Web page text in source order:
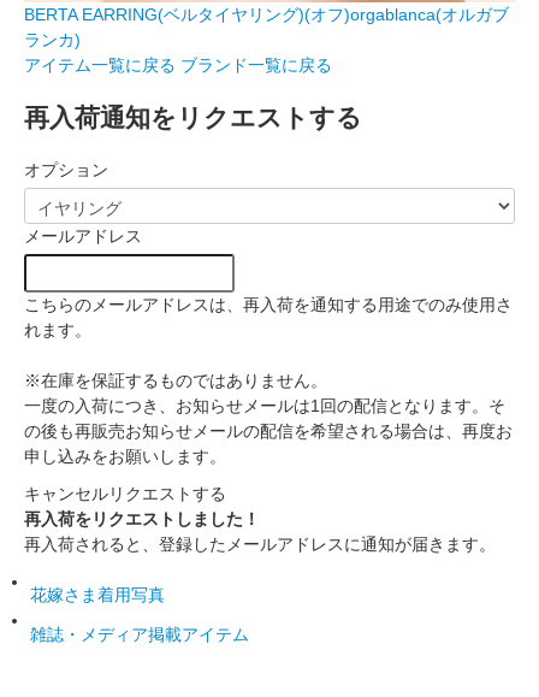
BERTA EARRING(ベルタイヤリング)(オフ)orgablanca(オルガブ
ランカ)
アイテム一覧に戻る ブランド一覧に戻る
再入荷通知をリクエストする
オプション
メールアドレス
こちらのメールアドレスは、再入荷を通知する用途でのみ使用さ
れます。
※在庫を保証するものではありません。
一度の入荷につき、お知らせメールは1回の配信となります。そ
の後も再販売お知らせメールの配信を希望される場合は、再度お
申し込みをお願いします。
キャンセルリクエストする
再入荷をリクエストしました！
再入荷されると、登録したメールアドレスに通知が届きます。
花嫁さま着用写真
雑誌・メディア掲載アイテム